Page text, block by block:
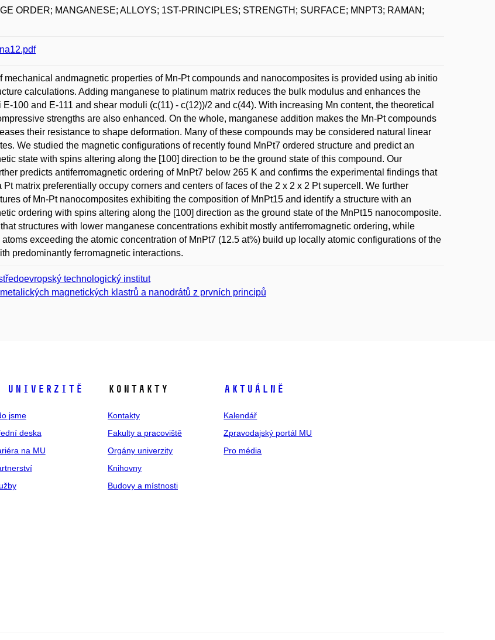
ORDER; MANGANESE; ALLOYS; 1ST-PRINCIPLES; STRENGTH; SURFACE; MNPT3; RAMAN;
mechanical andmagnetic properties of Mn-Pt compounds and nanocomposites is provided using ab initio
calculations. Adding manganese to platinum matrix reduces the bulk modulus and enhances the
100 and E-111 and shear moduli (c(11) - c(12))/2 and c(44). With increasing Mn content, the theoretical
strengths are also enhanced. On the whole, manganese addition makes the Mn-Pt compounds
their resistance to shape deformation. Many of these compounds may be considered natural linear
We studied the magnetic configurations of recently found MnPt7 ordered structure and predict an
state with spins altering along the [100] direction to be the ground state of this compound. Our
predicts antiferromagnetic ordering of MnPt7 below 265 K and confirms the experimental findings that
Pt matrix preferentially occupy corners and centers of faces of the 2 x 2 x 2 Pt supercell. We further
of Mn-Pt nanocomposites exhibiting the composition of MnPt15 and identify a structure with an
ordering with spins altering along the [100] direction as the ground state of the MnPt15 nanocomposite.
structures with lower manganese concentrations exhibit mostly antiferromagnetic ordering, while
exceeding the atomic concentration of MnPt7 (12.5 at%) build up locally atomic configurations of the
predominantly ferromagnetic interactions.
technologický institut
magnetických klastrů a nanodrátů z prvních principů
univerzitě
jsme
deska
na MU
Kontakty
Kontakty
Fakulty a pracoviště
Orgány univerzity
Knihovny
Budovy a místnosti
Aktuálně
Kalendář
Zpravodajský portál MU
Pro média